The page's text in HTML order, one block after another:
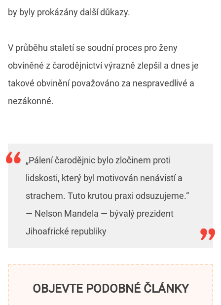
by byly prokázány další důkazy.
V průběhu staletí se soudní proces pro ženy
obviněné z čarodějnictví výrazně zlepšil a dnes je
takové obvinění považováno za nespravedlivé a
nezákonné.
„Pálení čarodějnic bylo zločinem proti
lidskosti, který byl motivován nenávistí a
strachem. Tuto krutou praxi odsuzujeme.“
— Nelson Mandela — bývalý prezident
Jihoafrické republiky
OBJEVTE PODOBNÉ ČLÁNKY